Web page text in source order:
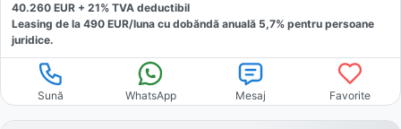
40.260 EUR + 21% TVA deductibil
Leasing de la 490 EUR/luna cu dobăndă anuală 5,7% pentru persoane
juridice.
Sună WhatsApp Mesaj Favorite